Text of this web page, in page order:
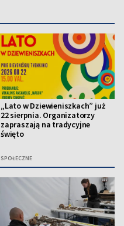
„Lato w Dziewieniszkach” już
22 sierpnia. Organizatorzy
zapraszają na tradycyjne
święto
SPOŁECZNE